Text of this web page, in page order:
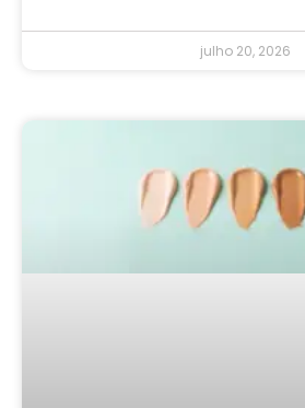
julho 20, 2026